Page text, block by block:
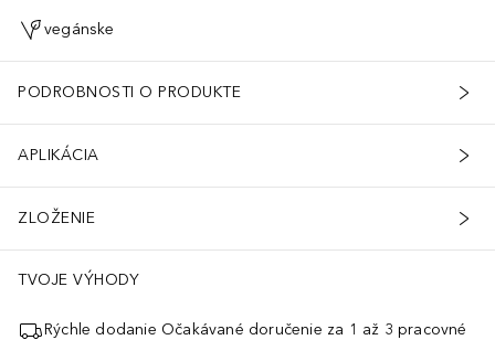
vegánske
PODROBNOSTI O PRODUKTE
APLIKÁCIA
ZLOŽENIE
TVOJE VÝHODY
Rýchle dodanie Očakávané doručenie za 1 až 3 pracovné